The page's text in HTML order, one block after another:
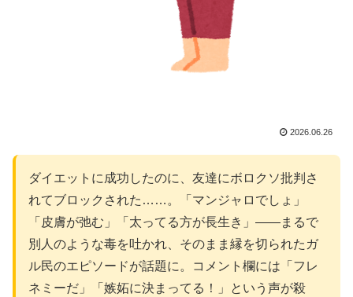
2026.06.26
ダイエットに成功したのに、友達にボロクソ批判さ
れてブロックされた……。「マンジャロでしょ」
「皮膚が弛む」「太ってる方が長生き」——まるで
別人のような毒を吐かれ、そのまま縁を切られたガ
ル民のエピソードが話題に。コメント欄には「フレ
ネミーだ」「嫉妬に決まってる！」という声が殺